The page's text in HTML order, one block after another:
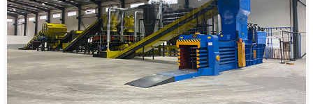
ICP
备
19020390
号-1